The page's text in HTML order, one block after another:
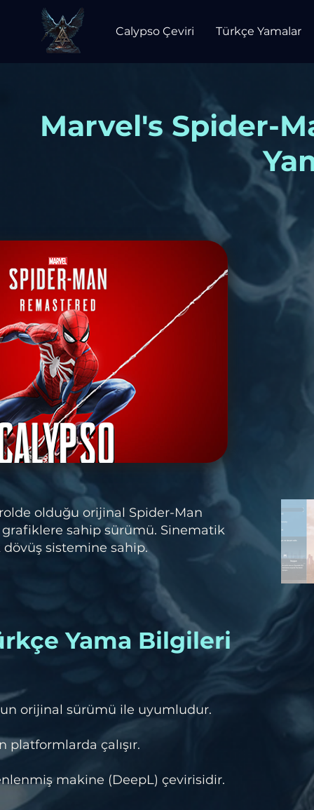
Calypso Çeviri Türkçe Yamalar
Marvel's Spider-
olduğu orijinal Spider-Man
sahip sürümü. Sinematik
sistemine sahip.
Yama Bilgileri
orijinal sürümü ile uyumludur.
platformlarda çalışır.
makine (DeepL) çevirisidir.